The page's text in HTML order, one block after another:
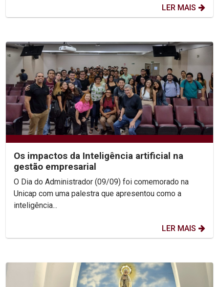
LER MAIS
Os impactos da Inteligência artificial na
gestão empresarial
O Dia do Administrador (09/09) foi comemorado na
Unicap com uma palestra que apresentou como a
inteligência...
LER MAIS